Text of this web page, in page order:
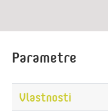
Parametre
Vlastnosti